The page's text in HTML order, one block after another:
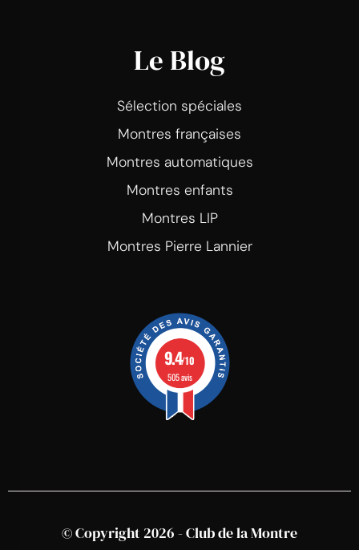
Le Blog
Sélection spéciales
Montres françaises
Montres automatiques
Montres enfants
Montres LIP
Montres Pierre Lannier
9.4/10
505 avis
© Copyright 2026 - Club de la Montre